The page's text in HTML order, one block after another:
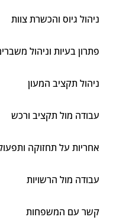
ניהול גיוס והכשרת צוות
פתרון בעיות וניהול
ניהול תקציב המעון
עבודה מול תקציב ורכש
אחריות על תחזוקה
עבודה מול הרשויות
קשר עם המשפחות